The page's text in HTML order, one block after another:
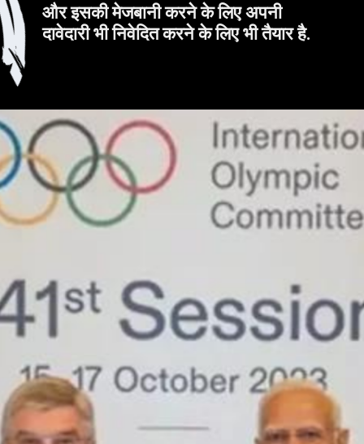
और इसकी मेजबानी करने के लिए अपनी
दावेदारी भी निवेदित करने के लिए भी तैयार है.